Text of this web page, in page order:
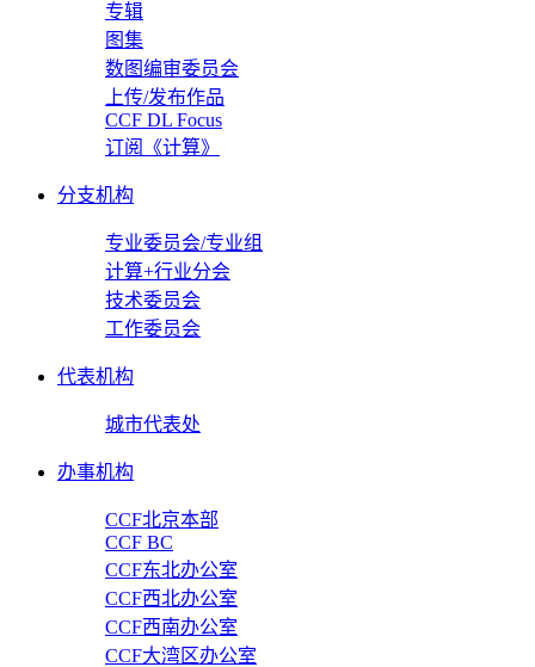
专辑
图集
数图编审委员会
上传/发布作品
CCF DL Focus
订阅《计算》
分支机构
专业委员会/专业组
计算+行业分会
技术委员会
工作委员会
代表机构
城市代表处
办事机构
CCF北京本部
CCF BC
CCF东北办公室
CCF西北办公室
CCF西南办公室
CCF大湾区办公室